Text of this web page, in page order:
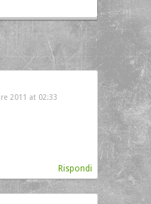
2011 at 02:33
Rispondi